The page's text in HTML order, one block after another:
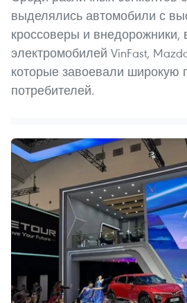
выделялись автомобили с
кроссоверы и внедорожники,
электромобилей VinFast,
которые завоевали широкую
потребителей.